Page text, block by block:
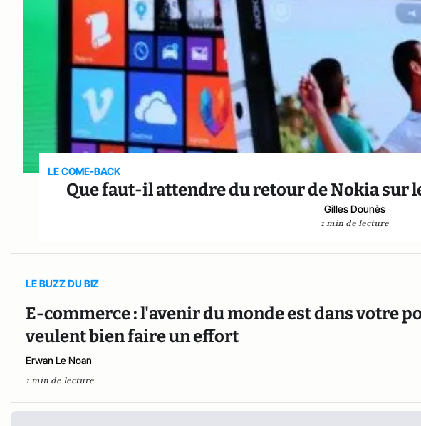
LE COME-BACK
Que faut-il attendre du retour de Nokia sur
Gilles Dounès
1 min de lecture
LE BUZZ DU BIZ
E-commerce : l'avenir du monde est dans votre
veulent bien faire un effort
Erwan Le Noan
1 min de lecture